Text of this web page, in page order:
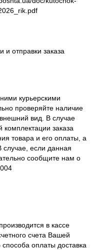
и отправки заказа
курьерскими
проверяйте наличие
внешний вид. В случае
заказа
товара и его оплаты, а
случае, если данная
сообщите нам о
в кассе
счета Вашей
оплаты доставка